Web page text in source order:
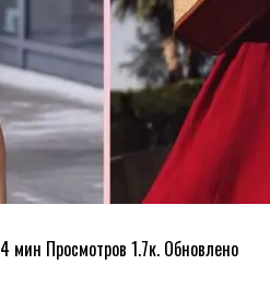
4 мин Просмотров 1.7к. Обновлено